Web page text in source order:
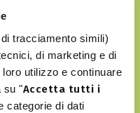
tracciamento simili)
di marketing e di
utilizzo e continuare
su "Accetta tutti i
categorie di dati
ΜΑΣ